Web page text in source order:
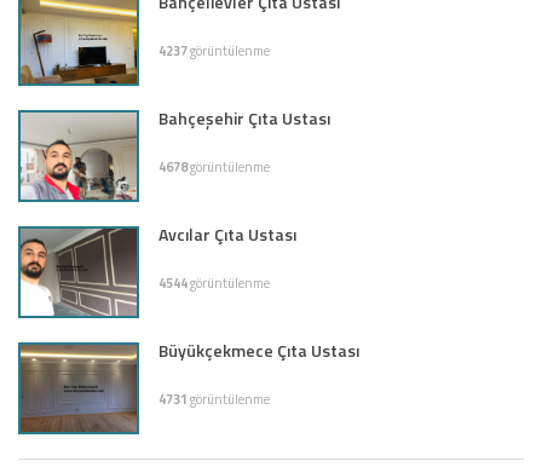
4237görüntülenme
Bahçeşehir Çıta Ustası
4678görüntülenme
Avcılar Çıta Ustası
4544görüntülenme
Büyükçekmece Çıta Ustası
4731görüntülenme